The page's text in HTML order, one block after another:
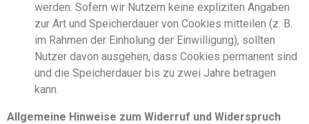
werden. Sofern wir Nutzern keine expliziten Angaben
zur Art und Speicherdauer von Cookies mitteilen (z. B.
im Rahmen der Einholung der Einwilligung), sollten
Nutzer davon ausgehen, dass Cookies permanent sind
und die Speicherdauer bis zu zwei Jahre betragen
kann.
Allgemeine Hinweise zum Widerruf und Widerspruch